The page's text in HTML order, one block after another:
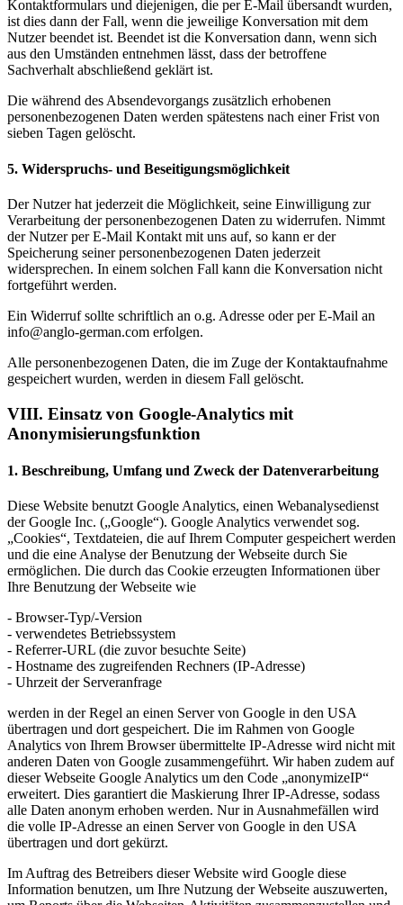
Kontaktformulars und diejenigen, die per E-Mail übersandt wurden,
ist dies dann der Fall, wenn die jeweilige Konversation mit dem
Nutzer beendet ist. Beendet ist die Konversation dann, wenn sich
aus den Umständen entnehmen lässt, dass der betroffene
Sachverhalt abschließend geklärt ist.
Die während des Absendevorgangs zusätzlich erhobenen
personenbezogenen Daten werden spätestens nach einer Frist von
sieben Tagen gelöscht.
5. Widerspruchs- und Beseitigungsmöglichkeit
Der Nutzer hat jederzeit die Möglichkeit, seine Einwilligung zur
Verarbeitung der personenbezogenen Daten zu widerrufen. Nimmt
der Nutzer per E-Mail Kontakt mit uns auf, so kann er der
Speicherung seiner personenbezogenen Daten jederzeit
widersprechen. In einem solchen Fall kann die Konversation nicht
fortgeführt werden.
Ein Widerruf sollte schriftlich an o.g. Adresse oder per E-Mail an
info@anglo-german.com erfolgen.
Alle personenbezogenen Daten, die im Zuge der Kontaktaufnahme
gespeichert wurden, werden in diesem Fall gelöscht.
VIII. Einsatz von Google-Analytics mit
Anonymisierungsfunktion
1. Beschreibung, Umfang und Zweck der Datenverarbeitung
Diese Website benutzt Google Analytics, einen Webanalysedienst
der Google Inc. („Google“). Google Analytics verwendet sog.
„Cookies“, Textdateien, die auf Ihrem Computer gespeichert werden
und die eine Analyse der Benutzung der Webseite durch Sie
ermöglichen. Die durch das Cookie erzeugten Informationen über
Ihre Benutzung der Webseite wie
- Browser-Typ/-Version
- verwendetes Betriebssystem
- Referrer-URL (die zuvor besuchte Seite)
- Hostname des zugreifenden Rechners (IP-Adresse)
- Uhrzeit der Serveranfrage
werden in der Regel an einen Server von Google in den USA
übertragen und dort gespeichert. Die im Rahmen von Google
Analytics von Ihrem Browser übermittelte IP-Adresse wird nicht mit
anderen Daten von Google zusammengeführt. Wir haben zudem auf
dieser Webseite Google Analytics um den Code „anonymizeIP“
erweitert. Dies garantiert die Maskierung Ihrer IP-Adresse, sodass
alle Daten anonym erhoben werden. Nur in Ausnahmefällen wird
die volle IP-Adresse an einen Server von Google in den USA
übertragen und dort gekürzt.
Im Auftrag des Betreibers dieser Website wird Google diese
Information benutzen, um Ihre Nutzung der Webseite auszuwerten,